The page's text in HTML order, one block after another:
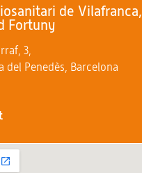
de Vilafranca,
Fortuny
3,
del Penedès, Barcelona